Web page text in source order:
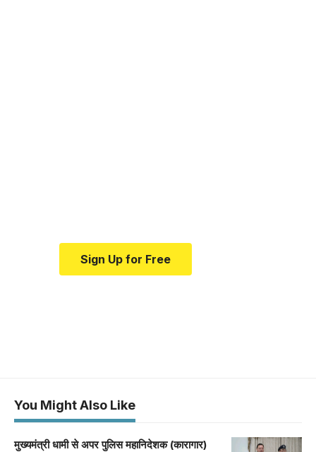
Sign Up for Free
You Might Also Like
मुख्यमंत्री धामी से अपर पुलिस महानिदेशक (कारागार)